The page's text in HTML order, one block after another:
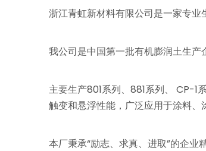
浙江青虹新材料有限公司是一家专业
我公司是中国第一批有机膨润土生
主要生产801系列、881系列、 CP-1
触变和悬浮性能，广泛应用于涂料、
本厂秉承“励志、求真、进取”的企业